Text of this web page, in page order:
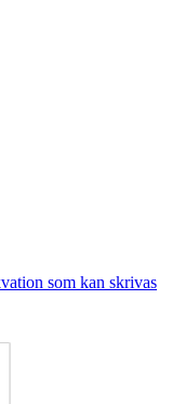
som kan skrivas